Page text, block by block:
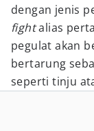
dengan jenis
fightalias
pegulat akan
bertarung
seperti tinju